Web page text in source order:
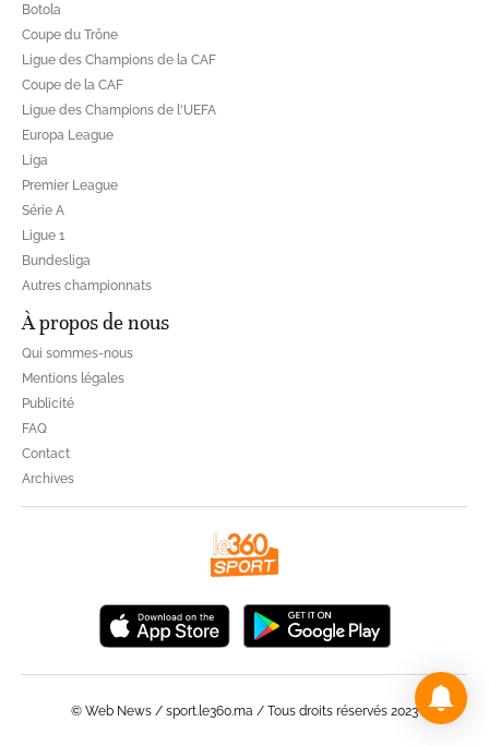
Botola
Coupe du Trône
Ligue des Champions de la CAF
Coupe de la CAF
Ligue des Champions de l'UEFA
Europa League
Liga
Premier League
Série A
Ligue 1
Bundesliga
Autres championnats
À propos de nous
Qui sommes-nous
Mentions légales
Publicité
FAQ
Contact
Archives
© Web News / sport.le360.ma / Tous droits réservés 2023